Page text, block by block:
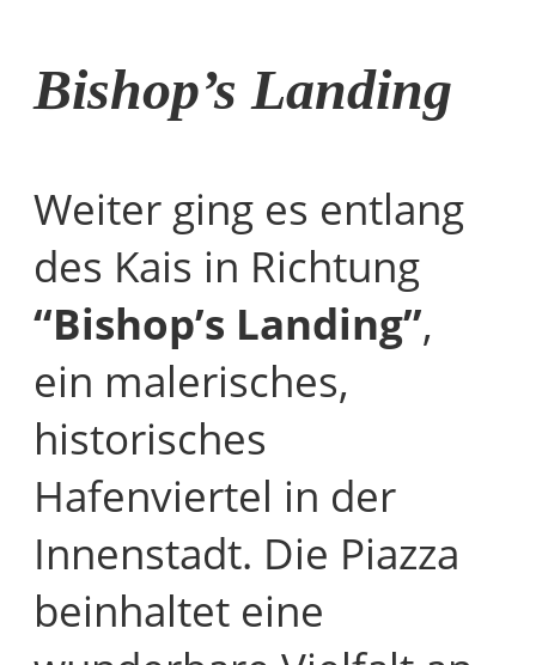
Bishop’s Landing
Weiter ging es entlang
des Kais in Richtung
“Bishop’s Landing”,
ein malerisches,
historisches
Hafenviertel in der
Innenstadt. Die Piazza
beinhaltet eine